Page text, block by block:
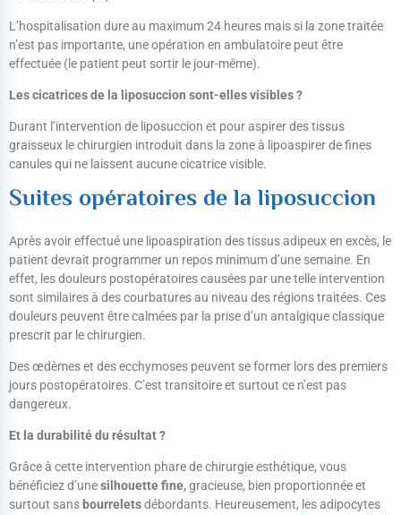
L’hospitalisation dure au maximum 24 heures mais si la zone traitée
n’est pas importante, une opération en ambulatoire peut être
effectuée (le patient peut sortir le jour-même).
Les cicatrices de la liposuccion sont-elles visibles ?
Durant l’intervention de liposuccion et pour aspirer des tissus
graisseux le chirurgien introduit dans la zone à lipoaspirer de fines
canules qui ne laissent aucune cicatrice visible.
Suites opératoires de la liposuccion
Après avoir effectué une lipoaspiration des tissus adipeux en excès, le
patient devrait programmer un repos minimum d’une semaine. En
effet, les douleurs postopératoires causées par une telle intervention
sont similaires à des courbatures au niveau des régions traitées. Ces
douleurs peuvent être calmées par la prise d’un antalgique classique
prescrit par le chirurgien.
Des œdèmes et des ecchymoses peuvent se former lors des premiers
jours postopératoires. C’est transitoire et surtout ce n’est pas
dangereux.
Et la durabilité du résultat ?
Grâce à cette intervention phare de chirurgie esthétique, vous
bénéficiez d’unesilhouette fine,gracieuse, bien proportionnée et
surtout sans bourreletsdébordants. Heureusement, les adipocytes